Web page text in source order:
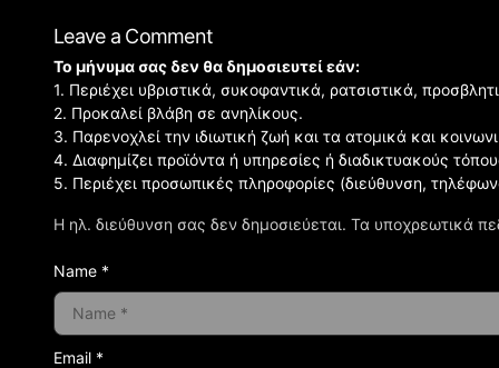
Leave a Comment
Η ηλ. διεύθυνση σας δεν δημοσιεύεται. Τα υποχρεωτικά
Το μήνυμα σας δεν θα δημοσιευτεί εάν:
1. Περιέχει υβριστικά, συκοφαντικά, ρατσιστικά,
2. Προκαλεί βλάβη σε ανηλίκους.
3. Παρενοχλεί την ιδιωτική ζωή και τα ατομικά και
4. Διαφημίζει προϊόντα ή υπηρεσίες ή διαδικτυακούς
5. Περιέχει προσωπικές πληροφορίες (διεύθυνση,
Name *
Email *